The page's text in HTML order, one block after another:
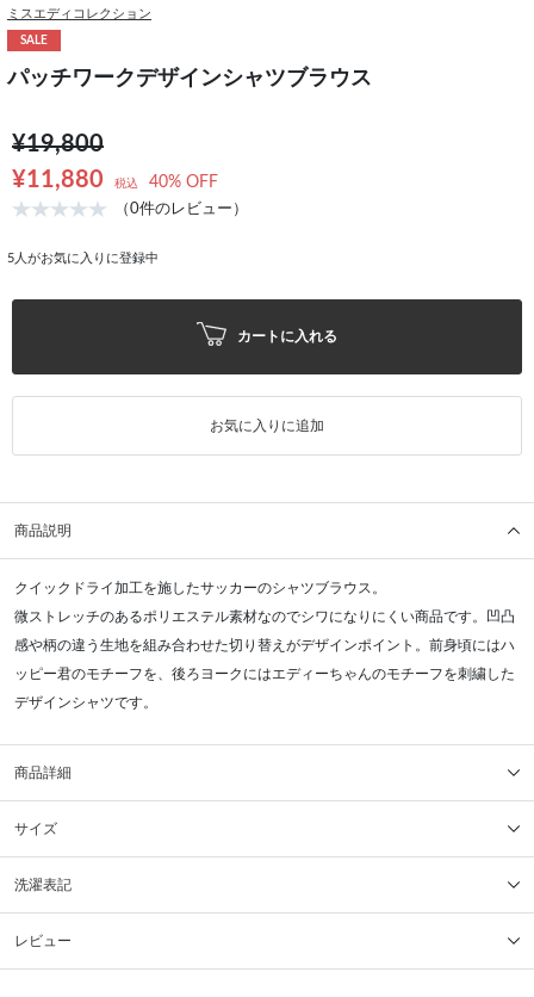
ミスエディコレクション
SALE
パッチワークデザインシャツブラウス
¥19,800
¥11,880
税込 40% OFF
（0件のレビュー）
5 人がお気に入りに登録中
カートに入れる
お気に入りに追加
商品説明
クイックドライ加工を施したサッカーのシャツブラウス。
微ストレッチのあるポリエステル素材なのでシワになりにくい商品です。凹凸
感や柄の違う生地を組み合わせた切り替えがデザインポイント。前身頃にはハ
ッピー君のモチーフを、後ろヨークにはエディーちゃんのモチーフを刺繍した
デザインシャツです。
商品詳細
サイズ
洗濯表記
レビュー